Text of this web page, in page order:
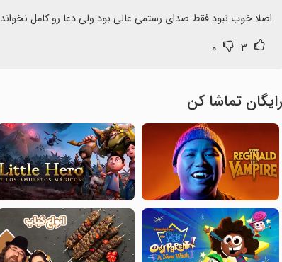
اصلا خوب نبود فقط صدای رستمی عالی بود ولی دعا رو کامل نخواند
۳ ۰
رایگان تماشا کن